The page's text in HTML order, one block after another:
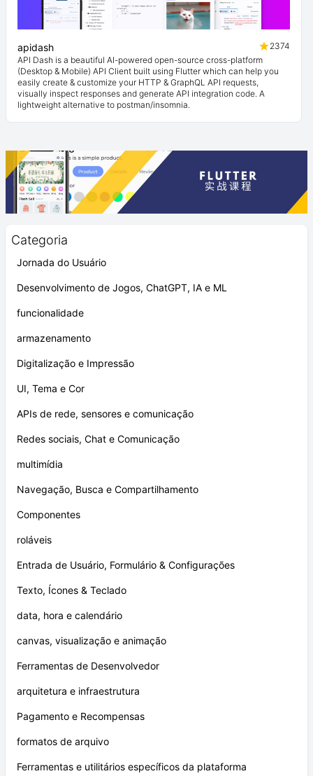
Categoria
Jornada do Usuário
Desenvolvimento de Jogos, ChatGPT, IA e ML
funcionalidade
armazenamento
Digitalização e Impressão
UI, Tema e Cor
APIs de rede, sensores e comunicação
Redes sociais, Chat e Comunicação
multimídia
Navegação, Busca e Compartilhamento
Componentes
roláveis
Entrada de Usuário, Formulário & Configurações
Texto, Ícones & Teclado
data, hora e calendário
canvas, visualização e animação
Ferramentas de Desenvolvedor
arquitetura e infraestrutura
Pagamento e Recompensas
formatos de arquivo
Ferramentas e utilitários específicos da plataforma
apidash
2374
API Dash is a beautiful AI-powered open-source cross-platform
(Desktop & Mobile) API Client built using Flutter which can help you
easily create & customize your HTTP & GraphQL API requests,
visually inspect responses and generate API integration code. A
lightweight alternative to postman/insomnia.